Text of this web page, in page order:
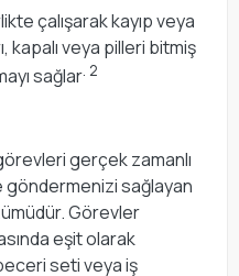
çalışarak kayıp veya
kapalı veya pilleri bitmiş
sağlar. 2
gerçek zamanlı
sağlayan
Görevler
eşit olarak
seti veya iş